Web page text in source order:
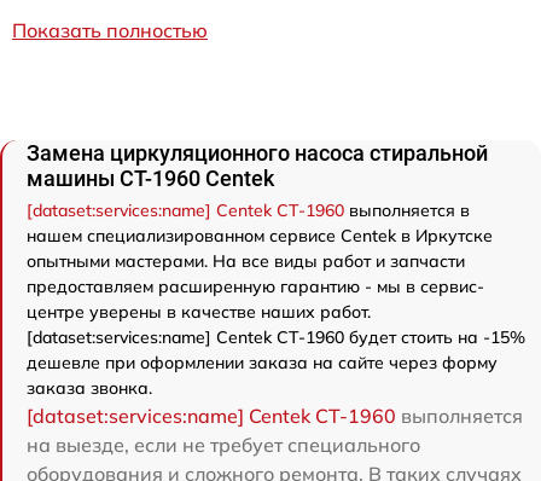
Показать полностью
Замена циркуляционного насоса стиральной
машины CT-1960 Centek
[dataset:services:name] Centek CT-1960 выполняется в
нашем специализированном сервисе Centek в Иркутске
опытными мастерами. На все виды работ и запчасти
предоставляем расширенную гарантию - мы в сервис-
центре уверены в качестве наших работ.
[dataset:services:name] Centek CT-1960 будет стоить на -15%
дешевле при оформлении заказа на сайте через форму
заказа звонка.
[dataset:services:name] Centek CT-1960 выполняется
на выезде, если не требует специального
оборудования и сложного ремонта. В таких случаях